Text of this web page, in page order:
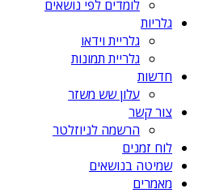
לומדים לפי נושאים
גלריות
גלריית וידאו
גלריית תמונות
חדשות
עלון שש משזר
צור קשר
הרשמה לניוזלטר
לוח זמנים
שמיטה בנושאים
מאמרים